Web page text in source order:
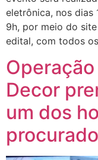
eletrônica, nos dias
9h, por meio do
edital, com todos
Decor
um dos